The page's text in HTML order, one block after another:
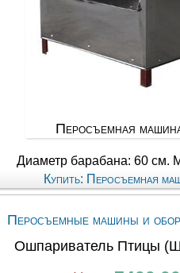
Перосъемная
Диаметр барабана: 60 см.
Купить: Перосъемная
Перосъемные машины и
Ошпариватель Птицы